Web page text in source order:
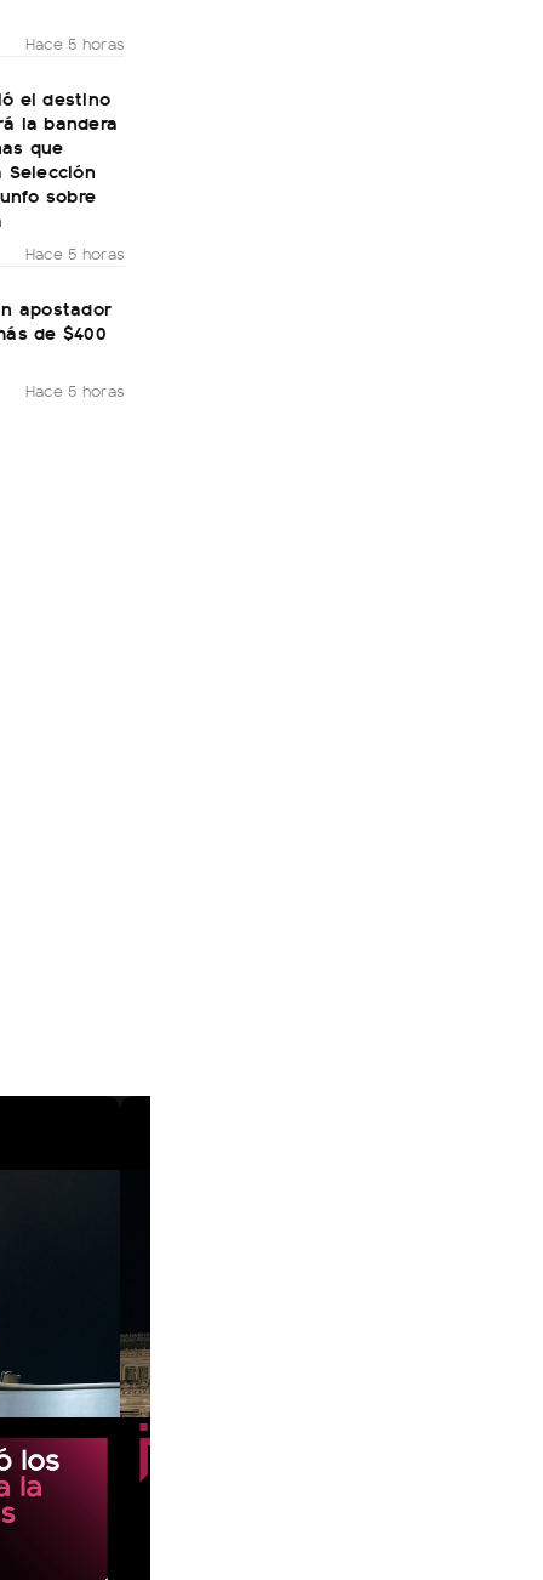
Hace 5 horas
el destino
la bandera
que
sobre
Hace 5 horas
apostador
de $400
Hace 5 horas